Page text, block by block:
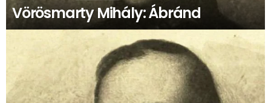
Vörösmarty Mihály: Ábránd